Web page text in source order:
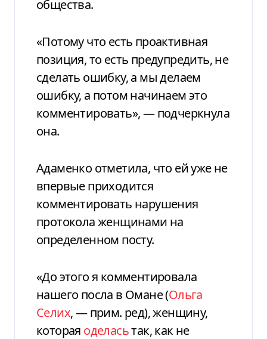
общества.
«Потому что есть проактивная
позиция, то есть предупредить, не
сделать ошибку, а мы делаем
ошибку, а потом начинаем это
комментировать», — подчеркнула
она.
Адаменко отметила, что ей уже не
впервые приходится
комментировать нарушения
протокола женщинами на
определенном посту.
«До этого я комментировала
нашего посла в Омане (Ольга
Селих, — прим. ред), женщину,
которая оделасьтак, как не